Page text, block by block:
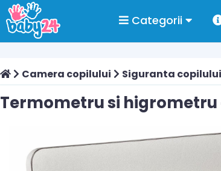
Categorii
Camera copilului Siguranta copilului
Termometru si higrometru